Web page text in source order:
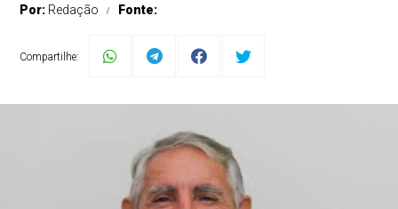
Por: Redação Fonte:
Compartilhe: